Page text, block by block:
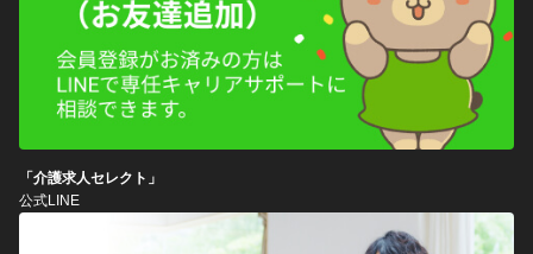
「介護求人セレクト」
公式LINE